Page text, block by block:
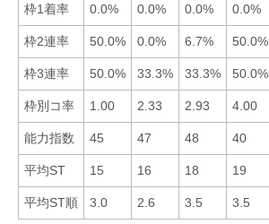
枠1着率 0.0% 0.0% 0.0% 0.0%
枠2連率 50.0% 0.0% 6.7% 50.0%
枠3連率 50.0% 33.3% 33.3% 50.0%
枠別コ率 1.00 2.33 2.93 4.00
能力指数 45 47 48 40
平均ST 15 16 18 19
平均ST順 3.0 2.6 3.5 3.5